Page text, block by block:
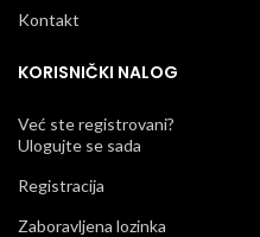
Kontakt
KORISNIČKI NALOG
Već ste registrovani?
Ulogujte se sada
Registracija
Zaboravljena lozinka